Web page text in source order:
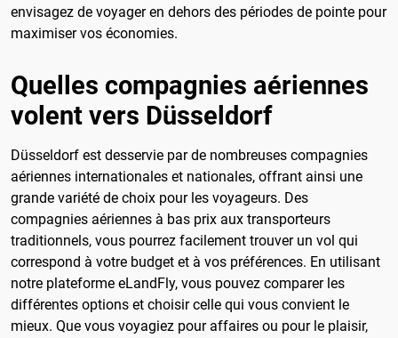
envisagez de voyager en dehors des périodes de pointe pour
maximiser vos économies.
Quelles compagnies aériennes
volent vers Düsseldorf
Düsseldorf est desservie par de nombreuses compagnies
aériennes internationales et nationales, offrant ainsi une
grande variété de choix pour les voyageurs. Des
compagnies aériennes à bas prix aux transporteurs
traditionnels, vous pourrez facilement trouver un vol qui
correspond à votre budget et à vos préférences. En utilisant
notre plateforme eLandFly, vous pouvez comparer les
différentes options et choisir celle qui vous convient le
mieux. Que vous voyagiez pour affaires ou pour le plaisir,